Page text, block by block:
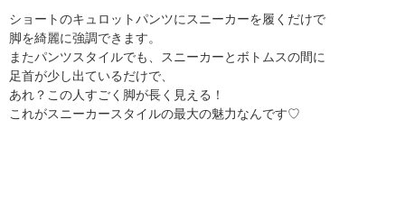
ショートのキュロットパンツにスニーカーを履くだけで
脚を綺麗に強調できます。
またパンツスタイルでも、スニーカーとボトムスの間に
足首が少し出ているだけで、
あれ？この人すごく脚が長く見える！
これがスニーカースタイルの最大の魅力なんです♡